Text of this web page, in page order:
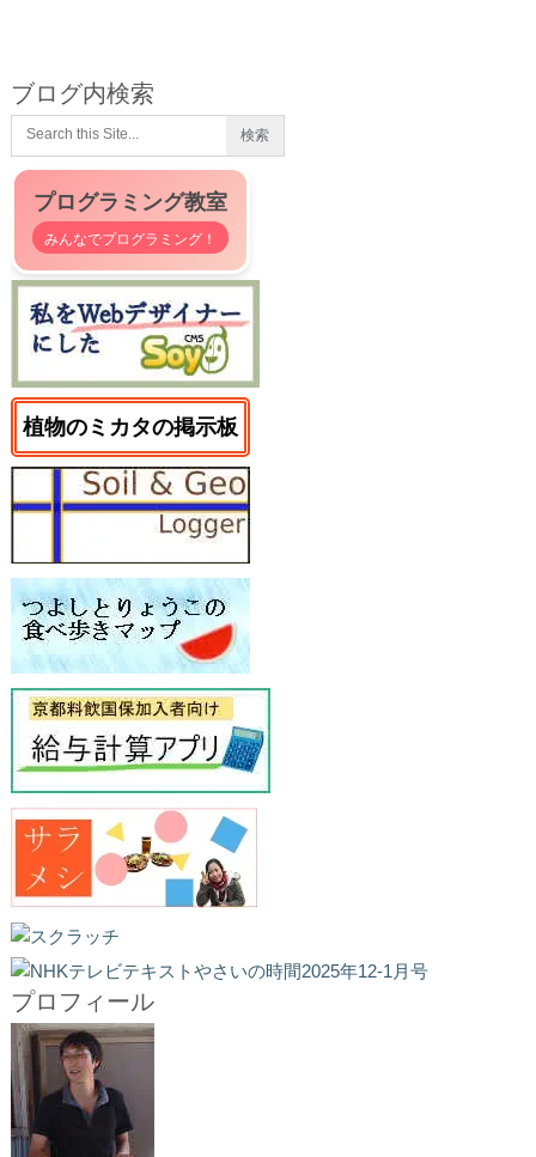
ブログ内検索
プログラミング教室
みんなでプログラミング！
植物のミカタの掲示板
プロフィール